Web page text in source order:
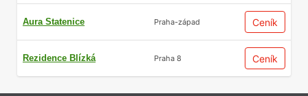
Aura Statenice Praha-západ Ceník
Rezidence Blízká Praha 8 Ceník